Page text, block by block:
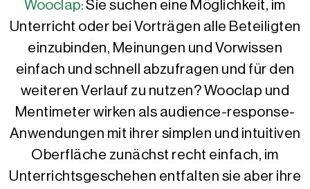
Wooclap: Sie suchen eine Möglichkeit, im
Unterricht oder bei Vorträgen alle Beteiligten
einzubinden, Meinungen und Vorwissen
einfach und schnell abzufragen und für den
weiteren Verlauf zu nutzen? Wooclap und
Mentimeter wirken als audience-response-
Anwendungen mit ihrer simplen und intuitiven
Oberfläche zunächst recht einfach, im
Unterrichtsgeschehen entfalten sie aber ihre